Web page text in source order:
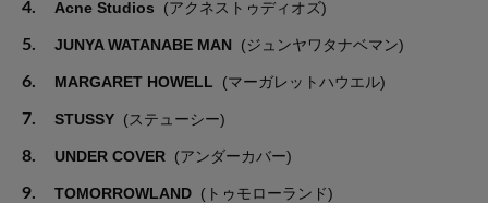
4. Acne Studios (アクネストゥディオズ)
5. JUNYA WATANABE MAN (ジュンヤワタナベマン)
6. MARGARET HOWELL (マーガレットハウエル)
7. STUSSY (ステューシー)
8. UNDER COVER (アンダーカバー)
9. TOMORROWLAND (トゥモローランド)